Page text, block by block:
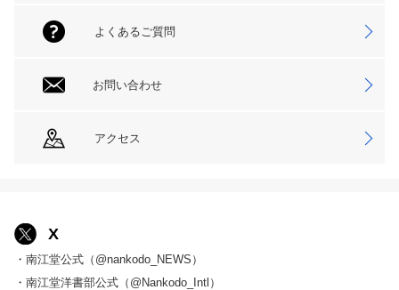
よくあるご質問
お問い合わせ
アクセス
X
・南江堂公式（@nankodo_NEWS）
・南江堂洋書部公式（@Nankodo_Intl）